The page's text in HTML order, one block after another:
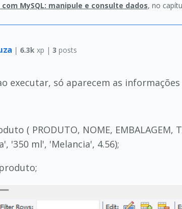
com MySQL: manipule e consulte dados, no
| 6.3k xp | 3 posts
executar, só aparecem as
( PRODUTO, NOME, EMBALAGEM,
'350 ml', 'Melancia', 4.56);